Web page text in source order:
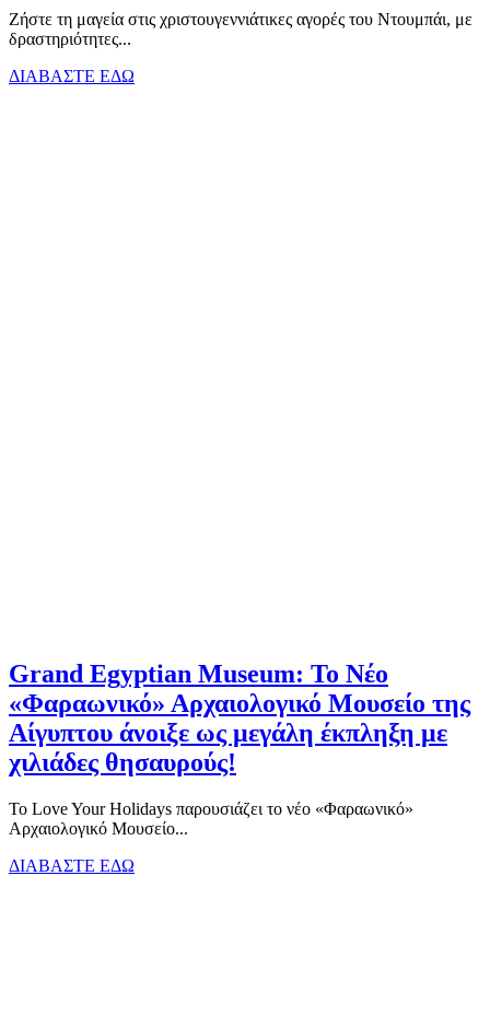
Ζήστε τη μαγεία στις χριστουγεννιάτικες αγορές του Ντουμπάι, με
δραστηριότητες...
ΔΙΑΒΑΣΤΕ ΕΔΩ
Grand Egyptian Museum: Το Νέο
«Φαραωνικό» Αρχαιολογικό Μουσείο της
Αίγυπτου άνοιξε ως μεγάλη έκπληξη με
χιλιάδες θησαυρούς!
Το Love Your Holidays παρουσιάζει το νέο «Φαραωνικό»
Αρχαιολογικό Μουσείο...
ΔΙΑΒΑΣΤΕ ΕΔΩ